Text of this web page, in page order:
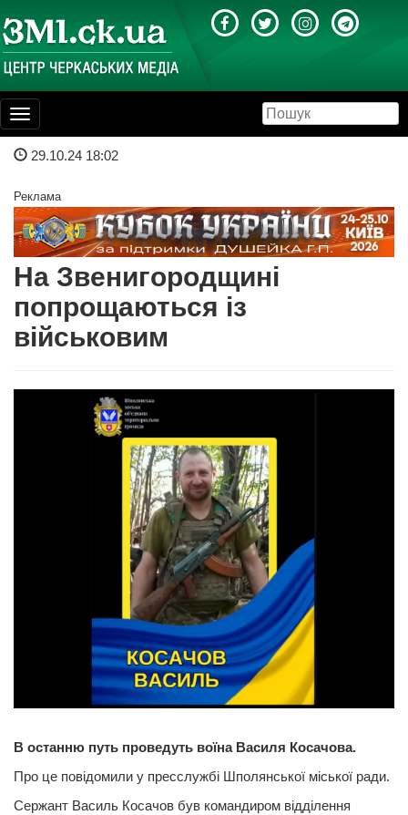
Toggle
navigation
29.10.24 18:02
Реклама
На Звенигородщині
попрощаються із
військовим
В останню путь проведуть воїна Василя Косачова.
Про це повідомили у пресслужбі Шполянської міської ради.
Сержант Василь Косачов був командиром відділення